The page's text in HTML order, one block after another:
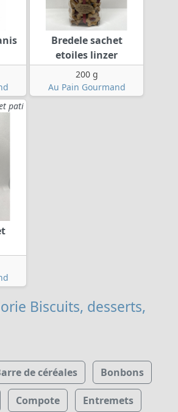
Bredele sachet
etoiles linzer
200 g
Au Pain Gourmand
pati
Biscuits, desserts,
de céréales Bonbons
Compote Entremets